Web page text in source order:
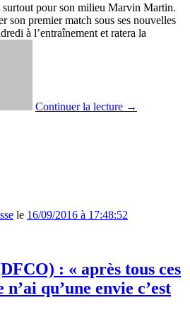
pour son milieu Marvin Martin.
son premier match sous ses nouvelles
à l’entraînement et ratera la
Continuer la lecture →
le 16/09/2016 à 17:48:52
: « après tous ces
qu’une envie c’est